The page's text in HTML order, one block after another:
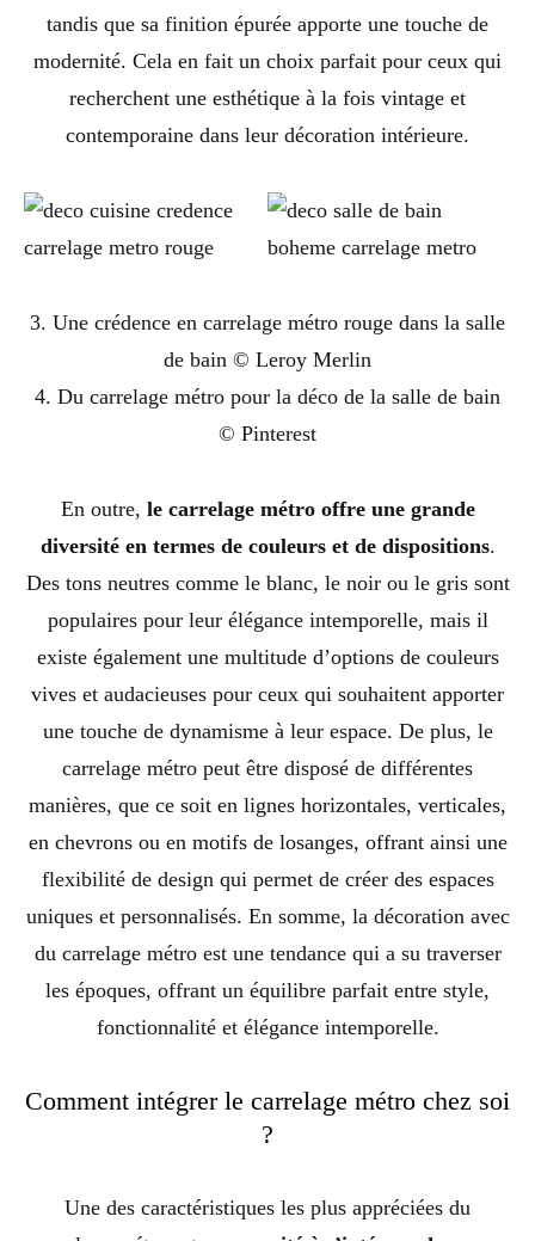
tandis que sa finition épurée apporte une touche de
modernité. Cela en fait un choix parfait pour ceux qui
recherchent une esthétique à la fois vintage et
contemporaine dans leur décoration intérieure.
3. Une crédence en carrelage métro rouge dans la salle
de bain © Leroy Merlin
4. Du carrelage métro pour la déco de la salle de bain
© Pinterest
En outre, le carrelage métro offre une grande
diversité en termes de couleurs et de dispositions.
Des tons neutres comme le blanc, le noir ou le gris sont
populaires pour leur élégance intemporelle, mais il
existe également une multitude d’options de couleurs
vives et audacieuses pour ceux qui souhaitent apporter
une touche de dynamisme à leur espace. De plus, le
carrelage métro peut être disposé de différentes
manières, que ce soit en lignes horizontales, verticales,
en chevrons ou en motifs de losanges, offrant ainsi une
flexibilité de design qui permet de créer des espaces
uniques et personnalisés. En somme, la décoration avec
du carrelage métro est une tendance qui a su traverser
les époques, offrant un équilibre parfait entre style,
fonctionnalité et élégance intemporelle.
Comment intégrer le carrelage métro chez soi
?
Une des caractéristiques les plus appréciées du